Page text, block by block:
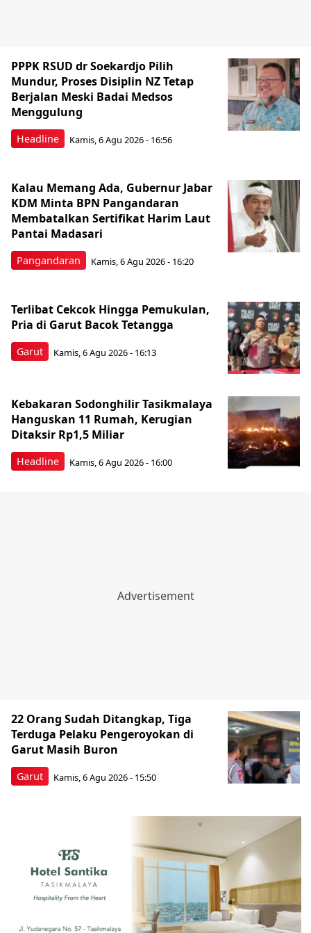
Headline
PPPK RSUD dr Soekardjo Pilih
Mundur, Proses Disiplin NZ Tetap
Berjalan Meski Badai Medsos
Menggulung
Kamis, 6 Agu 2026 - 16:56
Pangandaran
Kalau Memang Ada, Gubernur Jabar
KDM Minta BPN Pangandaran
Membatalkan Sertifikat Harim Laut
Pantai Madasari
Kamis, 6 Agu 2026 - 16:20
Garut
Terlibat Cekcok Hingga Pemukulan,
Pria di Garut Bacok Tetangga
Kamis, 6 Agu 2026 - 16:13
Headline
Kebakaran Sodonghilir Tasikmalaya
Hanguskan 11 Rumah, Kerugian
Ditaksir Rp1,5 Miliar
Kamis, 6 Agu 2026 - 16:00
Garut
22 Orang Sudah Ditangkap, Tiga
Terduga Pelaku Pengeroyokan di
Garut Masih Buron
Kamis, 6 Agu 2026 - 15:50